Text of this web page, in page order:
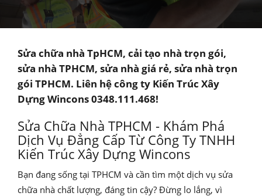
Sửa chữa nhà TpHCM, cải tạo nhà trọn gói,
sửa nhà TPHCM, sửa nhà giá rẻ, sửa nhà trọn
gói TPHCM. Liên hệ công ty Kiến Trúc Xây
Dựng Wincons 0348.111.468!
Sửa Chữa Nhà TPHCM - Khám Phá
Dịch Vụ Đẳng Cấp Từ Công Ty TNHH
Kiến Trúc Xây Dựng Wincons
Bạn đang sống tại TPHCM và cần tìm một dịch vụ sửa
chữa nhà chất lượng, đáng tin cậy? Đừng lo lắng, vì